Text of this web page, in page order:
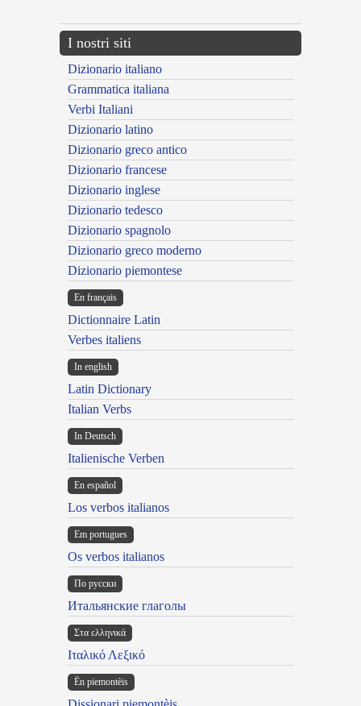
I nostri siti
Dizionario italiano
Grammatica italiana
Verbi Italiani
Dizionario latino
Dizionario greco antico
Dizionario francese
Dizionario inglese
Dizionario tedesco
Dizionario spagnolo
Dizionario greco moderno
Dizionario piemontese
En français
Dictionnaire Latin
Verbes italiens
In english
Latin Dictionary
Italian Verbs
In Deutsch
Italienische Verben
En español
Los verbos italianos
Em portugues
Os verbos italianos
По русски
Итальянские глаголы
Στα ελληνικά
Ιταλικό Λεξικό
Ën piemontèis